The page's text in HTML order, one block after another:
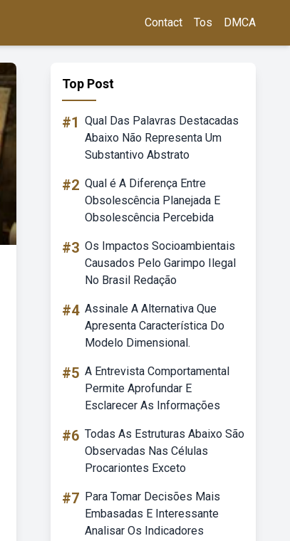
Contact Tos DMCA
Top Post
#1 Qual Das Palavras Destacadas
Abaixo Não Representa Um
Substantivo Abstrato
#2 Qual é A Diferença Entre
Obsolescência Planejada E
Obsolescência Percebida
#3 Os Impactos Socioambientais
Causados Pelo Garimpo Ilegal
No Brasil Redação
#4 Assinale A Alternativa Que
Apresenta Característica Do
Modelo Dimensional.
#5 A Entrevista Comportamental
Permite Aprofundar E
Esclarecer As Informações
#6 Todas As Estruturas Abaixo São
Observadas Nas Células
Procariontes Exceto
#7 Para Tomar Decisões Mais
Embasadas E Interessante
Analisar Os Indicadores